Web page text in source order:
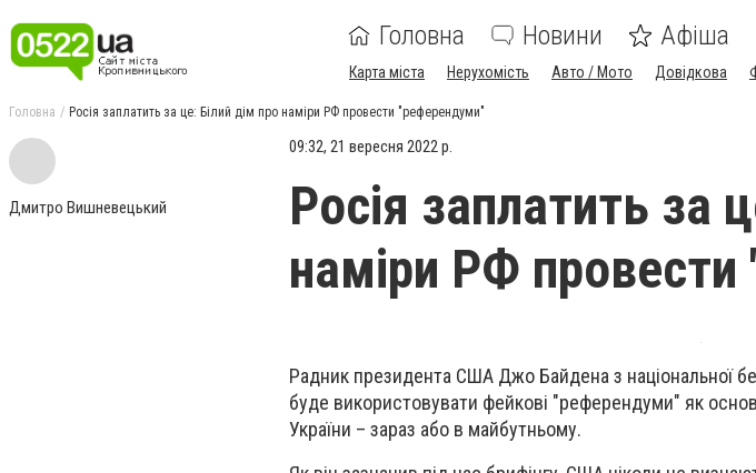
Головна Новини Афіша
Карта міста Нерухомість Авто / Мото Довідкова
Головна Росія заплатить за це: Білий дім про наміри РФ провести "референдуми"
Дмитро Вишневецький
09:32, 21 вересня 2022 р.
Росія заплатить за
наміри РФ
Радник президента США Джо Байдена з національної
буде використовувати фейкові "референдуми" як
України – зараз або в майбутньому.